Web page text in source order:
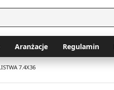
Aranżacje Regulamin
7.4X36